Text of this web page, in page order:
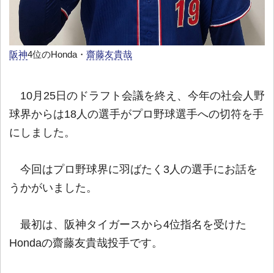
阪神4位のHonda・ 齋藤友貴哉
10月25日のドラフト会議を終え、今年の社会人野
球界からは18人の選手がプロ野球選手への切符を手
にしました。
今回はプロ野球界に羽ばたく3人の選手にお話を
うかがいました。
最初は、阪神タイガースから4位指名を受けた
Hondaの齋藤友貴哉投手です。